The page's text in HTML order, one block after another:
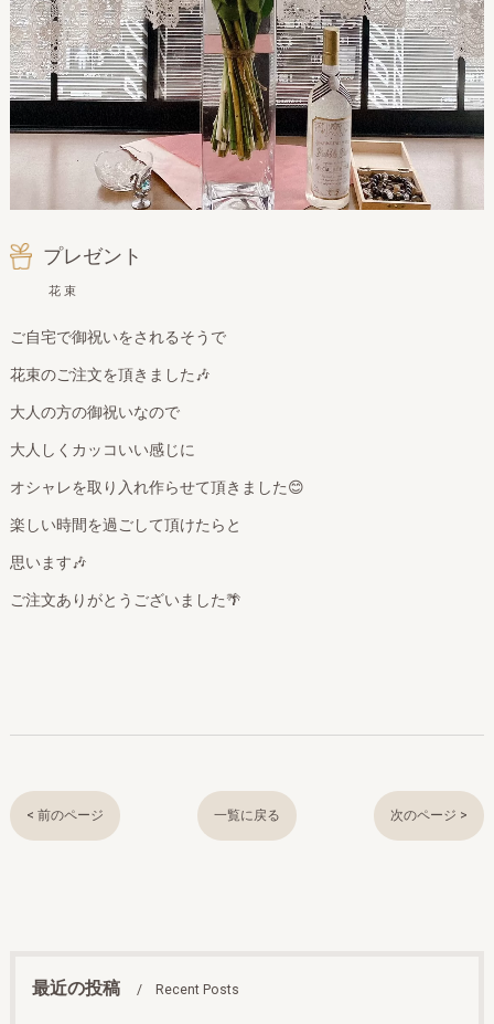
プレゼント
花束
ご自宅で御祝いをされるそうで
花束のご注文を頂きました🎶
大人の方の御祝いなので
大人しくカッコいい感じに
オシャレを取り入れ作らせて頂きました😊
楽しい時間を過ごして頂けたらと
思います🎶
ご注文ありがとうございました🌴
< 前のページ 一覧に戻る 次のページ >
最近の投稿 Recent Posts